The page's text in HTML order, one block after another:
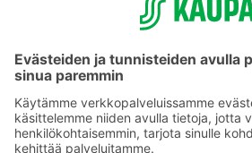
S-ostoslista -sovellus
Prisma.fi
Sokos.fi
S-Pankki
Yhteishyvä